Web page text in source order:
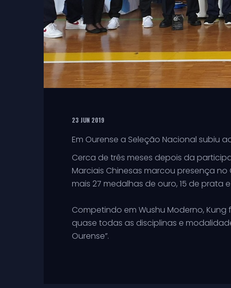
23 JUN 2019
Em Ourense a Seleção Nacional subiu
Cerca de três meses depois da
Marciais Chinesas marcou presença
mais 27 medalhas de ouro, 15 de prata
Competindo em Wushu Moderno, Kung
quase todas as disciplinas e
Ourense”.